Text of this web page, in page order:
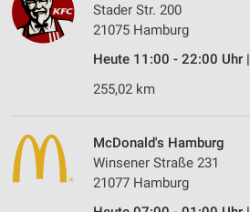
Stader Str. 200
21075 Hamburg
Heute 11:00 - 22:00 Uhr |
255,02 km
McDonald's Hamburg
Winsener Straße 231
21077 Hamburg